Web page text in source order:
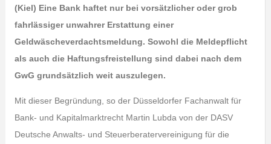
(Kiel) Eine Bank haftet nur bei vorsätzlicher oder grob
fahrlässiger unwahrer Erstattung einer
Geldwäscheverdachtsmeldung. Sowohl die Meldepflicht
als auch die Haftungsfreistellung sind dabei nach dem
GwG grundsätzlich weit auszulegen.
Mit dieser Begründung, so der Düsseldorfer Fachanwalt für
Bank- und Kapitalmarktrecht Martin Lubda von der DASV
Deutsche Anwalts- und Steuerberatervereinigung für die